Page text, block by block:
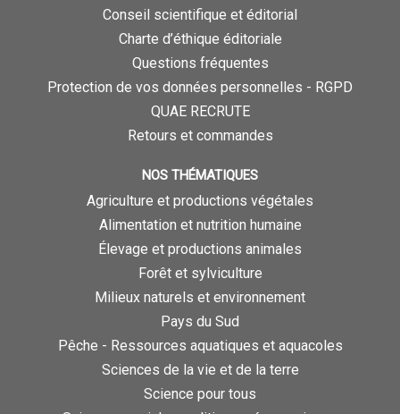
Conseil scientifique et éditorial
Charte d’éthique éditoriale
Questions fréquentes
Protection de vos données personnelles - RGPD
QUAE RECRUTE
Retours et commandes
NOS THÉMATIQUES
Agriculture et productions végétales
Alimentation et nutrition humaine
Élevage et productions animales
Forêt et sylviculture
Milieux naturels et environnement
Pays du Sud
Pêche - Ressources aquatiques et aquacoles
Sciences de la vie et de la terre
Science pour tous